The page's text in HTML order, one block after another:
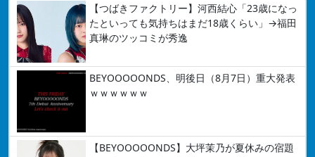
【つばきファクトリー】河西結心「23歳になっ
たといっても気持ちはまだ18歳くらい」→福田
真琳のツッコミが秀逸
BEYOOOOONDS、明後日（8月7日）重大発表
ｗｗｗｗｗｗ
【BEYOOOOONDS】大坪茉乃が夏休みの宿題